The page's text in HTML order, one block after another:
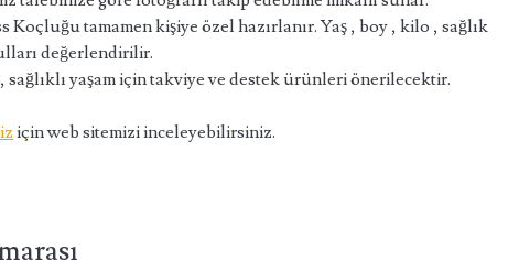
Koçluğu tamamen kişiye özel hazırlanır. Yaş , boy , kilo , sağlık
değerlendirilir.
yaşam için takviye ve destek ürünleri önerilecektir.
için web sitemizi inceleyebilirsiniz.